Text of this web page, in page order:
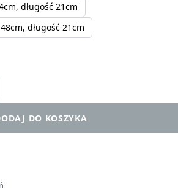
długość 21cm
długość 21cm
DO KOSZYKA